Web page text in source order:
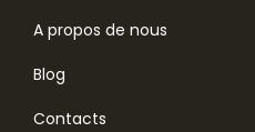
A propos de nous
Blog
Contacts